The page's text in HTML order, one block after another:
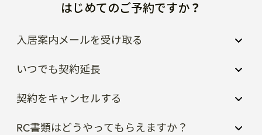
はじめてのご予約ですか？
入居案内メールを受け取る
いつでも契約延長
契約をキャンセルする
RC書類はどうやってもらえますか？